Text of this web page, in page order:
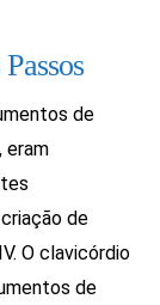
de
eram
de
O clavicórdio
de